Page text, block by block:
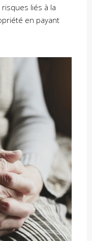
liés à la
en payant